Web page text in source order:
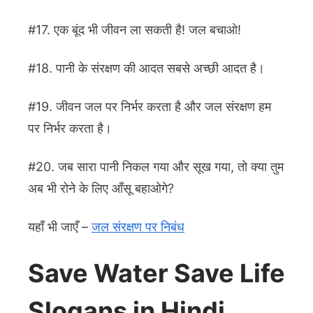
#17. एक बूंद भी जीवन ला सकती है! जल बचाओ!
#18. पानी के संरक्षण की आदत सबसे अच्छी आदत है।
#19. जीवन जल पर निर्भर करता है और जल संरक्षण हम
पर निर्भर करता है।
#20. जब सारा पानी निकल गया और सूख गया, तो क्या तुम
अब भी रोने के लिए आँसू बहाओगे?
यहाँ भी जाएँ –जल संरक्षण पर निबंध
Save Water Save Life